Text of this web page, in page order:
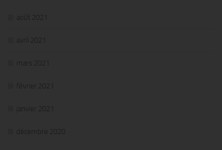
août 2021
avril 2021
mars 2021
février 2021
janvier 2021
décembre 2020